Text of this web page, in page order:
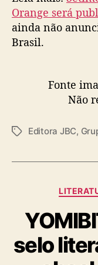
Orange será
ainda não
Brasil.
Fonte
Não
T
Editora JBC,
selo